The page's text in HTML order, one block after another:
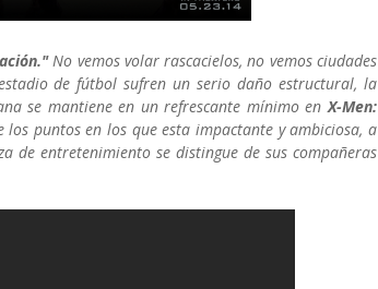
No vemos volar rascacielos, no vemos ciudades
de fútbol sufren un serio daño estructural, la
se mantiene en un refrescante mínimo enX-Men:
los puntos en los que esta impactante y ambiciosa, a
de entretenimiento se distingue de sus compañeras